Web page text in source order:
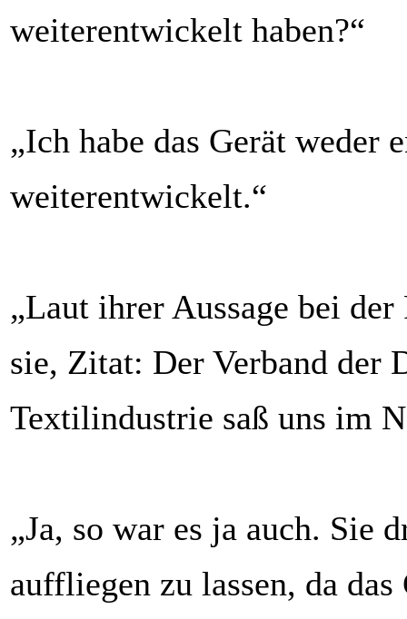
weiterentwickelt haben?“
„Ich habe das Gerät weder
weiterentwickelt.“
„Laut ihrer Aussage bei
sie, Zitat: Der Verband der
Textilindustrie saß uns im
„Ja, so war es ja auch. Sie
auffliegen zu lassen, da